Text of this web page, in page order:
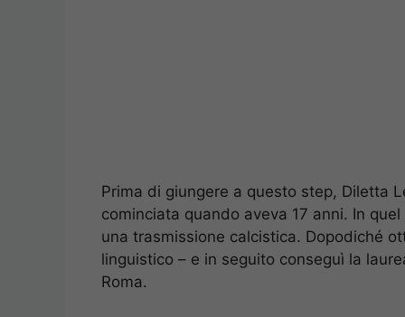
Prima di giungere a questo step, Diletta
cominciata quando aveva 17 anni. In
una trasmissione calcistica. Dopodiché
linguistico – e in seguito conseguì la
Roma.